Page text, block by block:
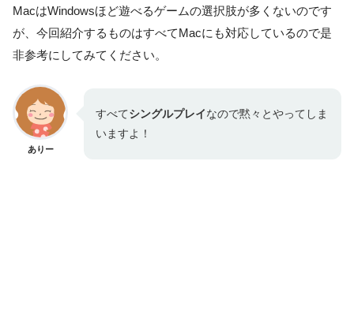
MacはWindowsほど遊べるゲームの選択肢が多くないのです
が、今回紹介するものはすべてMacにも対応しているので是
非参考にしてみてください。
ありー
すべてシングルプレイなので黙々とやってしま
いますよ！